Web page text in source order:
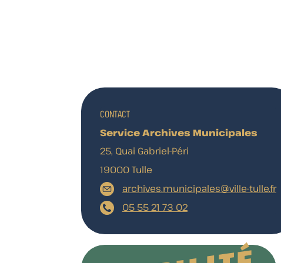
CONTACT
Service Archives Municipales
25, Quai Gabriel-Péri
19000 Tulle
archives.municipales@ville-tulle.fr
05 55 21 73 02